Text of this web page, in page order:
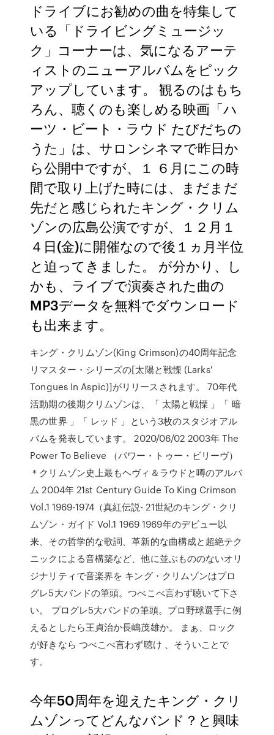
ドライブにお勧めの曲を特集して
いる「ドライビングミュージッ
ク」コーナーは、気になるアーテ
ィストのニューアルバムをピック
アップしています。 観るのはもち
ろん、聴くのも楽しめる映画「ハ
ーツ・ビート・ラウド たびだちの
うた」は、サロンシネマで昨日か
ら公開中ですが、１ ６月にこの時
間で取り上げた時には、まだまだ
先だと感じられたキング・クリム
ゾンの広島公演ですが、１２月１
４日(金)に開催なので後１ヵ月半位
と迫ってきました。 が分かり、し
かも、ライブで演奏された曲の
MP3データを無料でダウンロード
も出来ます。
キング・クリムゾン(King Crimson)の40周年記念
リマスター・シリーズの[太陽と戦慄 (Larks'
Tongues In Aspic)]がリリースされます。 70年代
活動期の後期クリムゾンは、「 太陽と戦慄 」「 暗
黒の世界 」「 レッド 」という3枚のスタジオアル
バムを発表しています。 2020/06/02 2003年 The
Power To Believe （パワー・トゥー・ビリーヴ）
＊クリムゾン史上最もヘヴィ＆ラウドと噂のアルバ
ム 2004年 21st Century Guide To King Crimson
Vol.1 1969-1974（真紅伝説- 21世紀のキング・クリ
ムゾン・ガイド Vol.1 1969 1969年のデビュー以
来、その哲学的な歌詞、革新的な曲構成と超絶テク
ニックによる音構築など、他に並ぶもののないオリ
ジナリティで音楽界を キング・クリムゾンはプロ
グレ5大バンドの筆頭。つべこべ言わず聴いて下さ
い。 プログレ5大バンドの筆頭。プロ野球選手に例
えるとしたら王貞治か長嶋茂雄か。 まぁ、ロック
が好きなら つべこべ言わず聴け 、そういことで
す。
今年50周年を迎えたキング・クリ
ムゾンってどんなバンド？と興味